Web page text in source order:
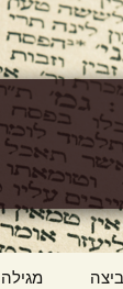
ביצה מגילה